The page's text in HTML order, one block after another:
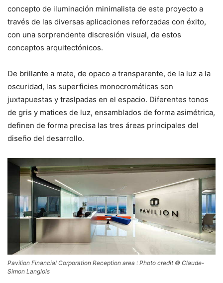
concepto de iluminación minimalista de este proyecto a
través de las diversas aplicaciones reforzadas con éxito,
con una sorprendente discresión visual, de estos
conceptos arquitectónicos.
De brillante a mate, de opaco a transparente, de la luz a la
oscuridad, las superficies monocromáticas son
juxtapuestas y traslpadas en el espacio. Diferentes tonos
de gris y matices de luz, ensamblados de forma asimétrica,
definen de forma precisa las tres áreas principales del
diseño del desarrollo.
Pavilion Financial Corporation Reception area : Photo credit © Claude-
Simon Langlois